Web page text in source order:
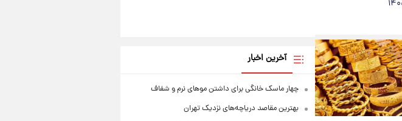
آخرین اخبار
چهار ماسک خانگی برای داشتن موهای نرم و شفاف
بهترین مقاصد دریاچه‌های نزدیک تهران